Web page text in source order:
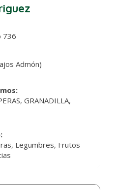
736
Admón)
GRANADILLA,
Legumbres, Frutos